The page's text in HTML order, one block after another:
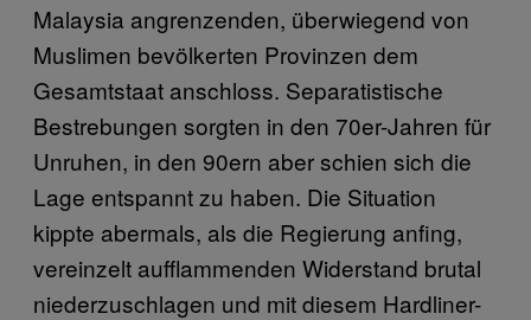
Malaysia angrenzenden, überwiegend von
Muslimen bevölkerten Provinzen dem
Gesamtstaat anschloss. Separatistische
Bestrebungen sorgten in den 70er-Jahren für
Unruhen, in den 90ern aber schien sich die
Lage entspannt zu haben. Die Situation
kippte abermals, als die Regierung anfing,
vereinzelt aufflammenden Widerstand brutal
niederzuschlagen und mit diesem Hardliner-